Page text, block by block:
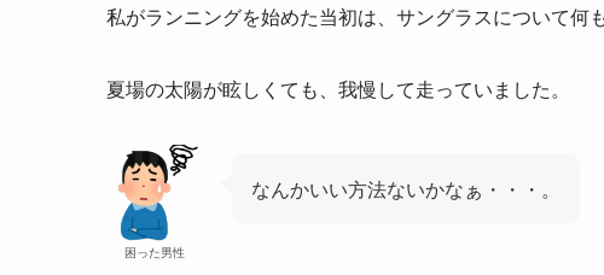
私がランニングを始めた当初は、サングラスについて何
夏場の太陽が眩しくても、我慢して走っていました。
困った男性
なんかいい方法ないかなぁ・・・。